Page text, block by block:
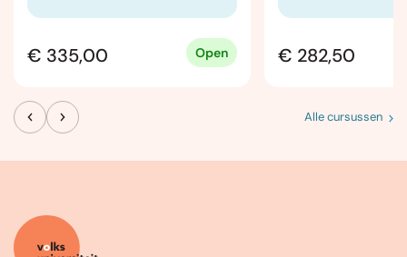
€ 335,00 Open € 282,50
Alle cursussen